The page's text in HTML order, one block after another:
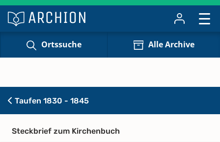
Ortssuche Alle Archive
Taufen 1830 - 1845
Steckbrief zum Kirchenbuch